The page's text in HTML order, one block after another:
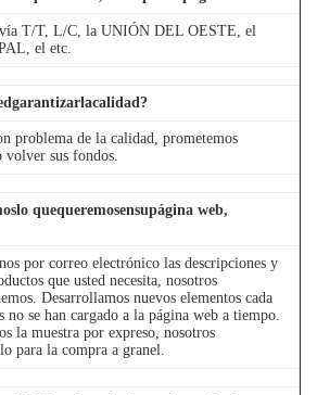
vía T/T, L/C, la UNIÓN DEL OESTE, el
el etc.
problema de la calidad, prometemos
volver sus fondos.
quequeremosensupágina web,
por correo electrónico las descripciones y
que usted necesita, nosotros
Desarrollamos nuevos elementos cada
no se han cargado a la página web a tiempo.
la muestra por expreso, nosotros
para la compra a granel.